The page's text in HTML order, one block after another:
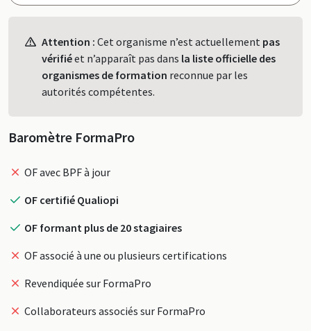
Attention : Cet organisme n’est actuellement pas
vérifiéet n’apparaît pas dans la liste officielle des
organismes de formation reconnue par les
autorités compétentes.
Baromètre FormaPro
OF avec BPF à jour
OF certifié Qualiopi
OF formant plus de 20 stagiaires
OF associé à une ou plusieurs certifications
Revendiquée sur FormaPro
Collaborateurs associés sur FormaPro